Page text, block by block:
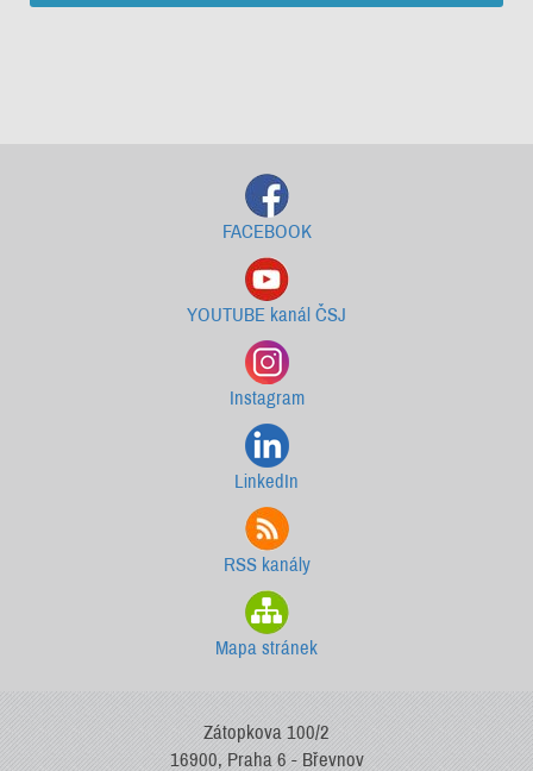
FACEBOOK
YOUTUBE kanál ČSJ
Instagram
LinkedIn
RSS kanály
Mapa stránek
Zátopkova 100/2
16900, Praha 6 - Břevnov